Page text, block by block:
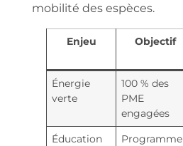
mobilité des espèces.
Enjeu Objectif
Énergie
verte
100 % des
PME
engagées
Éducation
Programme